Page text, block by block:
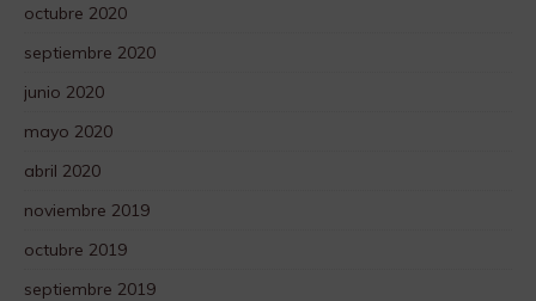
octubre 2020
septiembre 2020
junio 2020
mayo 2020
abril 2020
noviembre 2019
octubre 2019
septiembre 2019